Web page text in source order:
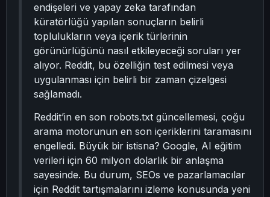
endişeleri ve yapay zeka tarafından
küratörlüğü yapılan sonuçların belirli
toplulukların veya içerik türlerinin
görünürlüğünü nasıl etkileyeceği soruları yer
alıyor. Reddit, bu özelliğin test edilmesi veya
uygulanması için belirli bir zaman çizelgesi
sağlamadı.
Reddit’in en son robots.txt güncellemesi, çoğu
arama motorunun en son içeriklerini taramasını
engelledi. Büyük bir istisna? Google, AI eğitim
verileri için 60 milyon dolarlık bir anlaşma
sayesinde. Bu durum, SEOs ve pazarlamacılar
için Reddit tartışmalarını izleme konusunda yeni